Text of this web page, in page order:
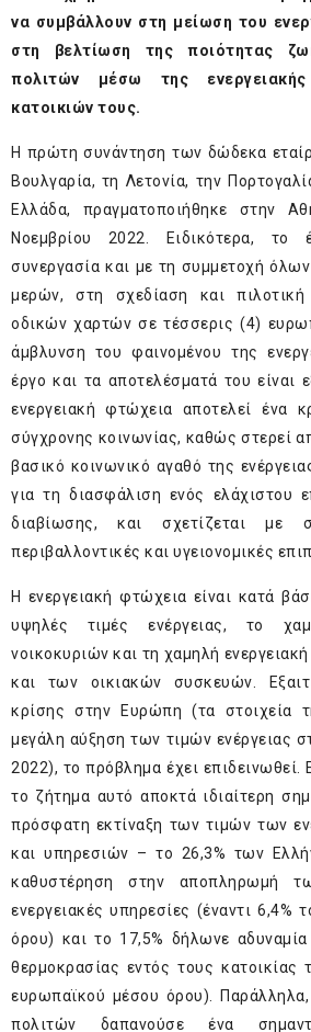
να συμβάλλουν στη μείωση του
στη βελτίωση της ποιότητας
πολιτών μέσω της
κατοικιών τους.
Η πρώτη συνάντηση των δώδεκα
Βουλγαρία, τη Λετονία, την
Ελλάδα, πραγματοποιήθηκε στην
Νοεμβρίου 2022. Ειδικότερα, το
συνεργασία και με τη συμμετοχή
μερών, στη σχεδίαση και
οδικών χαρτών σε τέσσερις (4)
άμβλυνση του φαινομένου της
έργο και τα αποτελέσματά του είναι
ενεργειακή φτώχεια αποτελεί ένα
σύγχρονης κοινωνίας, καθώς στερεί
βασικό κοινωνικό αγαθό της
για τη διασφάλιση ενός ελάχιστου
διαβίωσης, και σχετίζεται με
περιβαλλοντικές και υγειονομικές
Η ενεργειακή φτώχεια είναι κατά
υψηλές τιμές ενέργειας, το
νοικοκυριών και τη χαμηλή
και των οικιακών συσκευών.
κρίσης στην Ευρώπη (τα στοιχεία
μεγάλη αύξηση των τιμών ενέργειας
2022), το πρόβλημα έχει επιδεινωθεί.
το ζήτημα αυτό αποκτά ιδιαίτερη
πρόσφατη εκτίναξη των τιμών των
και υπηρεσιών – το 26,3% των
καθυστέρηση στην αποπληρωμή
ενεργειακές υπηρεσίες (έναντι 6,4%
όρου) και το 17,5% δήλωνε αδυναμία
θερμοκρασίας εντός τους κατοικίας
ευρωπαϊκού μέσου όρου).
πολιτών δαπανούσε ένα